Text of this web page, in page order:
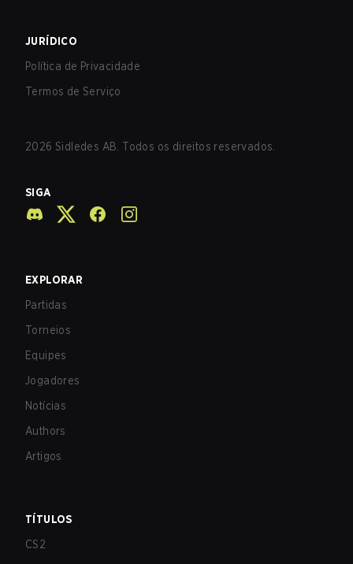
JURÍDICO
Política de Privacidade
Termos de Serviço
2026 Sidledes AB. Todos os direitos reservados.
SIGA
EXPLORAR
Partidas
Torneios
Equipes
Jogadores
Notícias
Authors
Artigos
TÍTULOS
CS2